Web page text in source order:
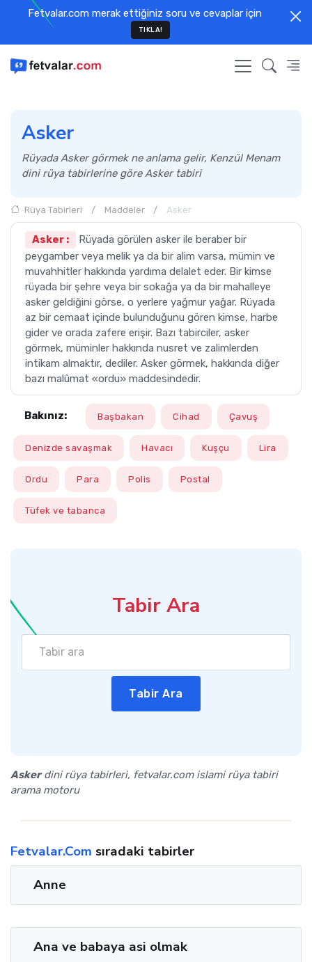
Fetvalar.com merak ettiğiniz soru ve cevaplar için
TIKLA!
Asker
Rüyada Asker görmek ne anlama gelir, Kenzül Menam
dini rüya tabirlerine göre Asker tabiri
Rüya Tabirleri Maddeler Asker
Asker :
Rüyada görülen asker ile beraber bir
peygamber veya melik ya da bir alim varsa, mümin ve
muvahhitler hakkında yardıma delalet eder. Bir kimse
rüyada bir şehre veya bir sokağa ya da bir mahalleye
asker geldiğini görse, o yerlere yağmur yağar. Rüyada
az bir cemaat içinde bulunduğunu gören kimse, harbe
gider ve orada zafere erişir. Bazı tabirciler, asker
görmek, müminler hakkında nusret ve zalimlerden
intikam almaktır, dediler. Asker görmek, hakkında diğer
bazı malûmat «ordu» maddesindedir.
Bakınız: Başbakan Cihad Çavuş
Denizde savaşmak Havacı Kuşçu Lira
Ordu Para Polis Postal
Tüfek ve tabanca
Tabir Ara
Tabir Ara
Askerdini rüya tabirleri, fetvalar.com islami rüya tabiri
arama motoru
Fetvalar.Com sıradaki tabirler
Anne
Ana ve babaya asi olmak